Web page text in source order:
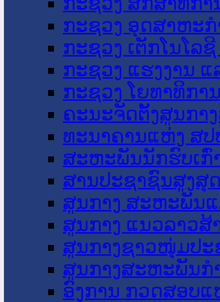
ກະຊວງ ອຸດສາຫະ
ກະຊວງ ເຕັກໂນໂລ
ກະຊວງ ແຮງງານ
ກະຊວງ ໂຍທາທິກາ
ຄະນະຈັດຕັ້ງສູນກາ
ທະນາຄານແຫ່ງ ສປ
ສະຫະພັນນັກຮົບເກົ່
ສານປະຊາຊົນສູງສຸ
ສູນກາງ ສະຫະພັນ
ສູນກາງ ແນວລາວສ້
ສູນກາງຊາວໜຸ່ມປະ
ສູນກາງສະຫະພັນກ
ອົງການ ກວດສອບແ